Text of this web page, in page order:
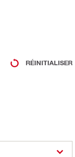
RÉINITIALISER